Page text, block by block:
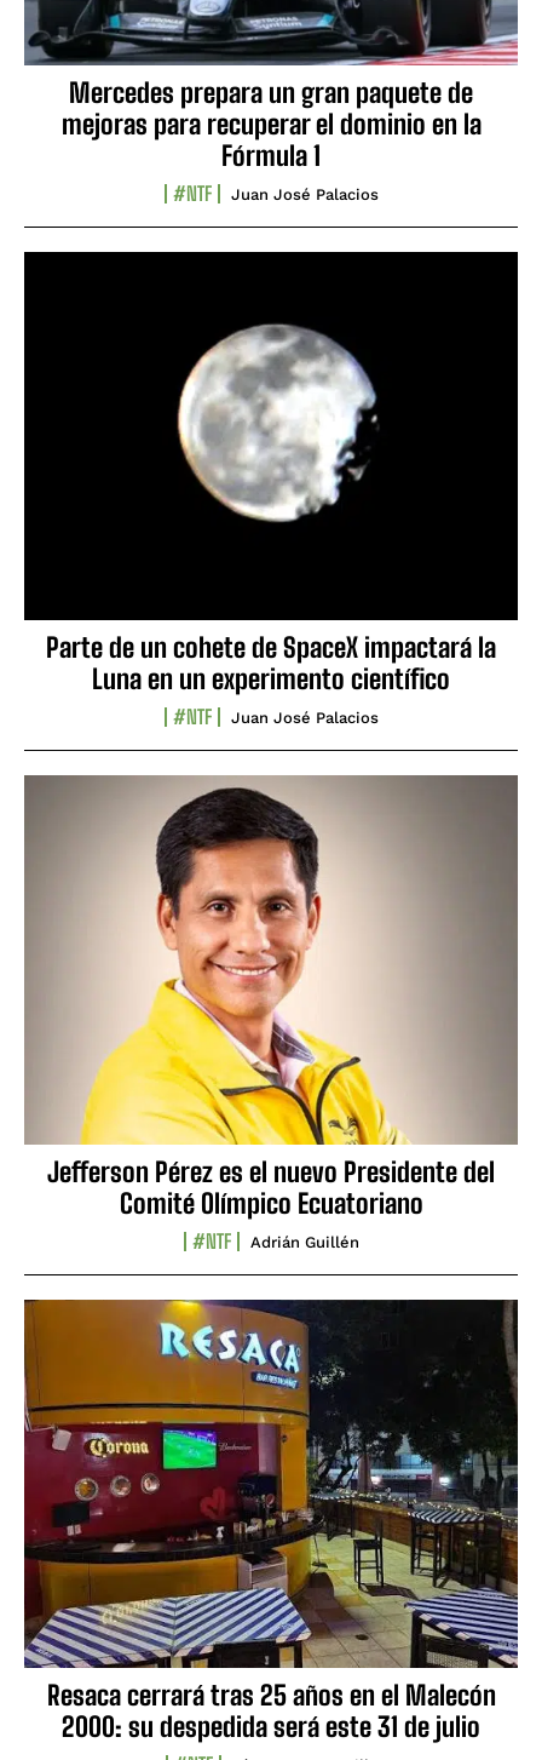
Mercedes prepara un gran paquete de
mejoras para recuperar el dominio en la
Fórmula 1
#NTF Juan José Palacios
Parte de un cohete de SpaceX impactará la
Luna en un experimento científico
#NTF Juan José Palacios
Jefferson Pérez es el nuevo Presidente del
Comité Olímpico Ecuatoriano
#NTF Adrián Guillén
Resaca cerrará tras 25 años en el Malecón
2000: su despedida será este 31 de julio